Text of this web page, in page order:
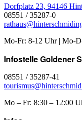
Dorfplatz 23, 94146
08551 / 35287-0
Mo-Fr: 8-12 Uhr | Mo-
Infostelle Goldener
08551 / 35287-41
Mo – Fr: 8:30 – 12:00